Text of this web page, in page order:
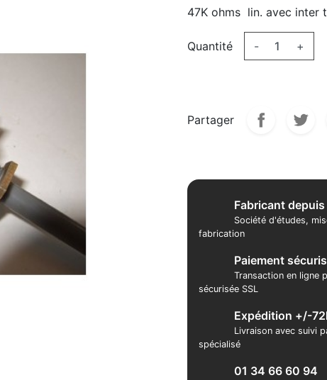
47K ohms lin. avec
Quantité - +
Partager
Fabricant
Société d'études,
fabrication
Paiement
Transaction en ligne
sécurisée SSL
Expédition +/-
Livraison avec suivi
spécialisé
01 34 66 60 94